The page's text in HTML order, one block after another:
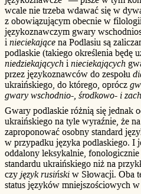
wcale nie trzeba wdawać się w
z obowiązującym obecnie w
językoznawczym gwary
i nieciekające na Podlasiu są
podlaskie (takiego określenia będę
niedziekających i nieciekających
przez językoznawców do zespołu
ukraińskiego, do którego, oprócz
gwary wschodnio-, środkowo- i
Gwary podlaskie różnią się jednak
ukraińskiego na tyle wyraźnie, że
zaproponować osobny standard
w przypadku języka podlaskiego. I
oddalony leksykalnie,
standardu ukraińskiego niż na
czy język rusiński w Słowacji. Oba
status języków mniejszościowych